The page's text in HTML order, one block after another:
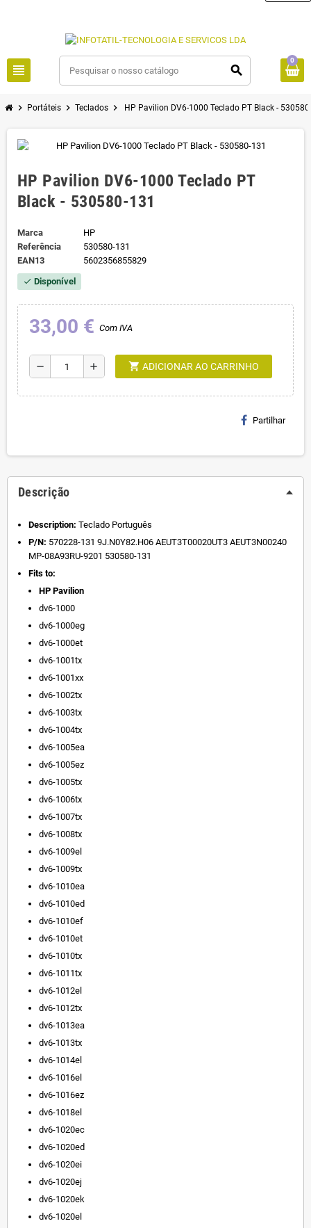
view_headline search
0
chevron_right Portáteis chevron_right Teclados chevron_right HP Pavilion DV6-1000 Teclado PT Black -
HP Pavilion DV6-1000 Teclado PT
Black - 530580-131
Marca
HP
Referência
530580-131
EAN13
5602356855829
check Disponível
33,00 € Com IVA
remove add shopping_cart ADICIONAR AO CARRINHO
Partilhar
Descrição
Description: Teclado Português
P/N: 570228-131 9J.N0Y82.H06 AEUT3T00020UT3 AEUT3N00240
MP-08A93RU-9201 530580-131
Fits to:
HP Pavilion
dv6-1000
dv6-1000eg
dv6-1000et
dv6-1001tx
dv6-1001xx
dv6-1002tx
dv6-1003tx
dv6-1004tx
dv6-1005ea
dv6-1005ez
dv6-1005tx
dv6-1006tx
dv6-1007tx
dv6-1008tx
dv6-1009el
dv6-1009tx
dv6-1010ea
dv6-1010ed
dv6-1010ef
dv6-1010et
dv6-1010tx
dv6-1011tx
dv6-1012el
dv6-1012tx
dv6-1013ea
dv6-1013tx
dv6-1014el
dv6-1016el
dv6-1016ez
dv6-1018el
dv6-1020ec
dv6-1020ed
dv6-1020ei
dv6-1020ej
dv6-1020ek
dv6-1020el